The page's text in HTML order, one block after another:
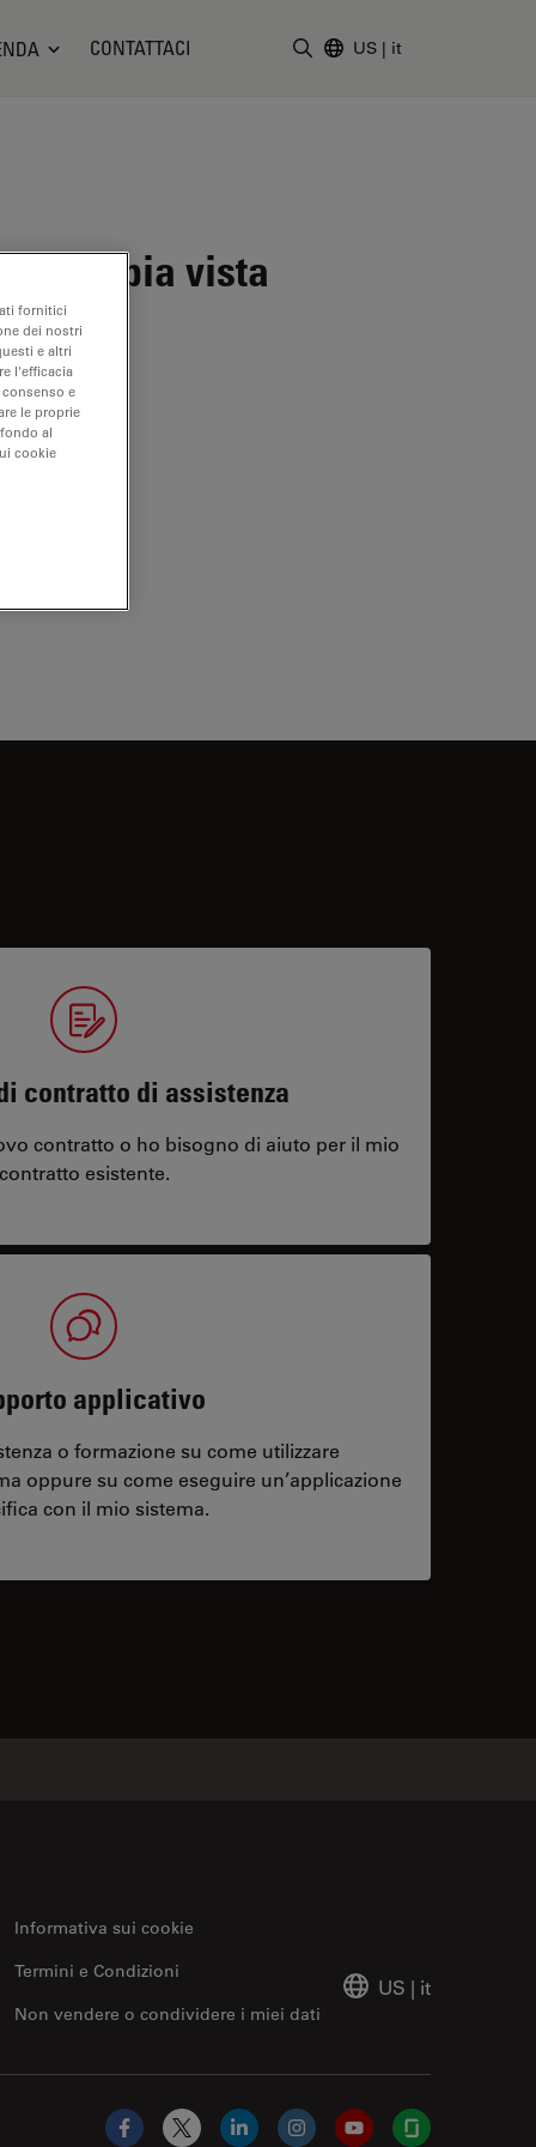
CONTATTACI US | it
a doppia vista
contratto di assistenza
contratto o ho bisogno di aiuto per il mio
contratto esistente.
applicativo
o formazione su come utilizzare
oppure su come eseguire un’applicazione
con il mio sistema.
Informativa sui cookie
Non vendere o condividere i miei dati
Termini e Condizioni
US | it
Facebook
X LinkedInInstagramYouTubeGlassdoor
fornitici
dei nostri
e altri
l'efficacia
e
le proprie
al
cookie